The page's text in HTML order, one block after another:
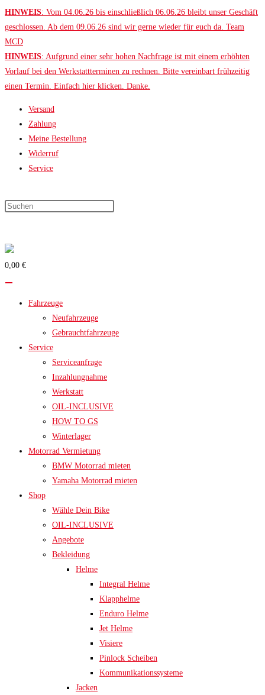
Zum
Inhalt
springen
HINWEIS: Vom 04.06.26 bis einschließlich 06.06.26 bleibt unser Geschäft
geschlossen. Ab dem 09.06.26 sind wir gerne wieder für euch da. Team
MCD
HINWEIS: Aufgrund einer sehr hohen Nachfrage ist mit einem erhöhten
Vorlauf bei den Werkstattterminen zu rechnen. Bitte vereinbart frühzeitig
einen Termin. Einfach hier klicken. Danke.
Versand
Zahlung
Meine Bestellung
Widerruf
Service
0,00 €
Fahrzeuge
Neufahrzeuge
Gebrauchtfahrzeuge
Service
Serviceanfrage
Inzahlungnahme
Werkstatt
OIL-INCLUSIVE
HOW TO GS
Winterlager
Motorrad Vermietung
BMW Motorrad mieten
Yamaha Motorrad mieten
Shop
Wähle Dein Bike
OIL-INCLUSIVE
Angebote
Bekleidung
Helme
Integral Helme
Klapphelme
Enduro Helme
Jet Helme
Visiere
Pinlock Scheiben
Kommunikationssysteme
Jacken